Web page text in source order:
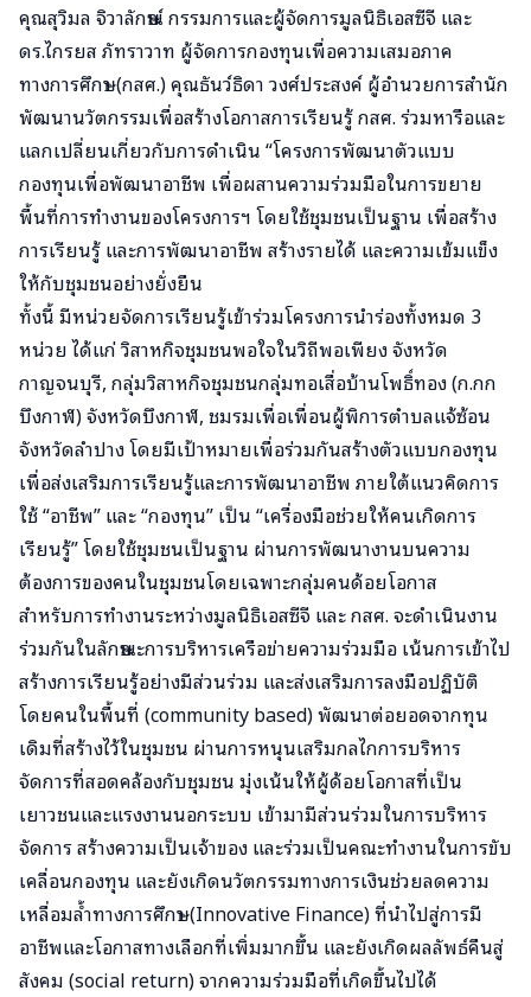
คุณสุวิมล​ จิวา​ลักษณ์ กรรมการ​และ​ผู้จัดการ​มูลนิธิ​เอส​ซี​จี​ และ
ดร.ไกรยส ภัทราวาท ผู้จัดการกองทุนเพื่อความเสมอภาค
ทางการศึกษา (กสศ.) คุณธันว์ธิดา วงศ์ประสงค์ ผู้อำนวยการสำนัก
พัฒนานวัตกรรมเพื่อสร้างโอกาสการเรียนรู้ กสศ. ร่วมหารือและ
แลกเปลี่ยนเกี่ยวกับการดำเนิน “โครงการพัฒนาตัวแบบ
กองทุนเพื่อพัฒนาอาชีพ เพื่อผสานความร่วมมือในการขยาย
พื้นที่การทำงานของโครงการฯ โดยใช้ชุมชนเป็นฐาน เพื่อสร้าง
การเรียนรู้ และการพัฒนาอาชีพ สร้างรายได้ และความเข้มแข็ง
ให้กับชุมชนอย่างยั่งยืน
ทั้งนี้ มีหน่วยจัดการเรียนรู้เข้าร่วมโครงการนำร่องทั้งหมด 3
หน่วย ได้แก่ วิสาหกิจชุมชนพอใจในวิถีพอเพียง จังหวัด
กาญจนบุรี, กลุ่มวิสาหกิจชุมชนกลุ่มทอเสื่อบ้านโพธิ์ทอง (ก.กก
บึงกาฬ) จังหวัดบึงกาฬ, ชมรมเพื่อเพื่อนผู้พิการตำบลแจ้ซ้อน
จังหวัดลำปาง โดยมีเป้าหมายเพื่อร่วมกันสร้างตัวแบบกองทุน
เพื่อส่งเสริมการเรียนรู้และการพัฒนาอาชีพ ภายใต้แนวคิดการ
ใช้ “อาชีพ” และ “กองทุน” เป็น “เครื่องมือช่วยให้คนเกิดการ
เรียนรู้” โดยใช้ชุมชนเป็นฐาน ผ่านการพัฒนางานบนความ
ต้องการของคนในชุมชนโดยเฉพาะกลุ่มคนด้อยโอกาส
สำหรับการทำงานระหว่างมูลนิธิเอสซีจี และ กสศ. จะดำเนินงาน
ร่วมกันในลักษณะการบริหารเครือข่ายความร่วมมือ เน้นการเข้าไป
สร้างการเรียนรู้อย่างมีส่วนร่วม และส่งเสริมการลงมือปฏิบัติ
โดยคนในพื้นที่ (community based) พัฒนาต่อยอดจากทุน
เดิมที่สร้างไว้ในชุมชน ผ่านการหนุนเสริมกลไกการบริหาร
จัดการที่สอดคล้องกับชุมชน มุ่งเน้นให้ผู้ด้อยโอกาสที่เป็น
เยาวชนและแรงงานนอกระบบ เข้ามามีส่วนร่วมในการบริหาร
จัดการ สร้างความเป็นเจ้าของ และร่วมเป็นคณะทำงานในการขับ
เคลื่อนกองทุน และยังเกิดนวัตกรรมทางการเงินช่วยลดความ
เหลื่อมล้ำทางการศึกษา (Innovative Finance) ที่นำไปสู่การมี
อาชีพและโอกาสทางเลือกที่เพิ่มมากขึ้น และยังเกิดผลลัพธ์คืนสู่
สังคม (social return) จากความร่วมมือที่เกิดขึ้นไปได้